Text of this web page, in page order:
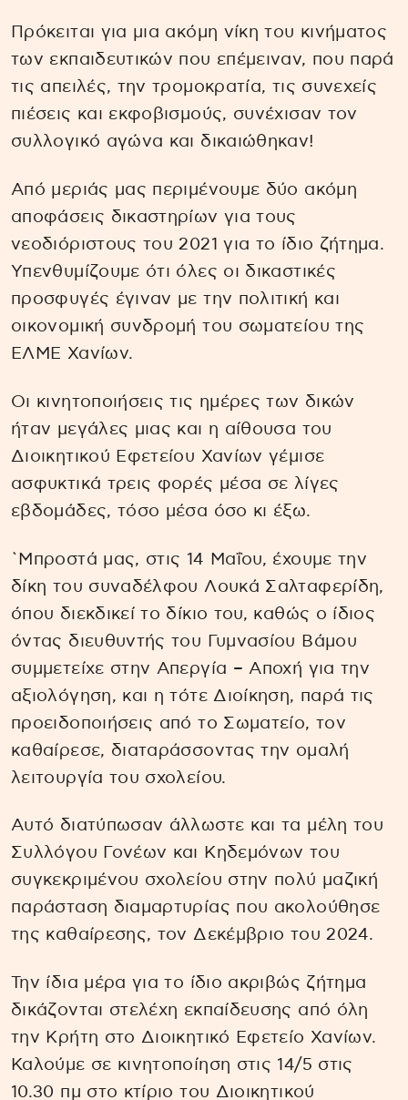
Πρόκειται για μια ακόμη νίκη του κινήματος
των εκπαιδευτικών που επέμειναν, που παρά
τις απειλές, την τρομοκρατία, τις συνεχείς
πιέσεις και εκφοβισμούς, συνέχισαν τον
συλλογικό αγώνα και δικαιώθηκαν!
Από μεριάς μας περιμένουμε δύο ακόμη
αποφάσεις δικαστηρίων για τους
νεοδιόριστους του 2021 για το ίδιο ζήτημα.
Υπενθυμίζουμε ότι όλες οι δικαστικές
προσφυγές έγιναν με την πολιτική και
οικονομική συνδρομή του σωματείου της
ΕΛΜΕ Χανίων.
Οι κινητοποιήσεις τις ημέρες των δικών
ήταν μεγάλες μιας και η αίθουσα του
Διοικητικού Εφετείου Χανίων γέμισε
ασφυκτικά τρεις φορές μέσα σε λίγες
εβδομάδες, τόσο μέσα όσο κι έξω.
`Μπροστά μας, στις 14 Μαΐου, έχουμε την
δίκη του συναδέλφου Λουκά Σαλταφερίδη,
όπου διεκδικεί το δίκιο του, καθώς ο ίδιος
όντας διευθυντής του Γυμνασίου Βάμου
συμμετείχε στην Απεργία – Αποχή για την
αξιολόγηση, και η τότε Διοίκηση, παρά τις
προειδοποιήσεις από το Σωματείο, τον
καθαίρεσε, διαταράσσοντας την ομαλή
λειτουργία του σχολείου.
Αυτό διατύπωσαν άλλωστε και τα μέλη του
Συλλόγου Γονέων και Κηδεμόνων του
συγκεκριμένου σχολείου στην πολύ μαζική
παράσταση διαμαρτυρίας που ακολούθησε
της καθαίρεσης, τον Δεκέμβριο του 2024.
Την ίδια μέρα για το ίδιο ακριβώς ζήτημα
δικάζονται στελέχη εκπαίδευσης από όλη
την Κρήτη στο Διοικητικό Εφετείο Χανίων.
Καλούμε σε κινητοποίηση στις 14/5 στις
10.30 πμ στο κτίριο του Διοικητικού